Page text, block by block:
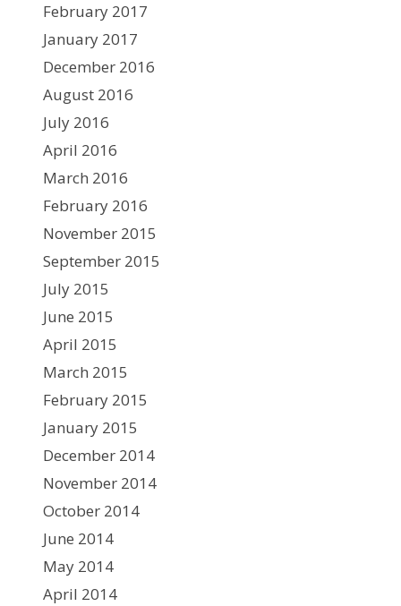
February 2017
January 2017
December 2016
August 2016
July 2016
April 2016
March 2016
February 2016
November 2015
September 2015
July 2015
June 2015
April 2015
March 2015
February 2015
January 2015
December 2014
November 2014
October 2014
June 2014
May 2014
April 2014